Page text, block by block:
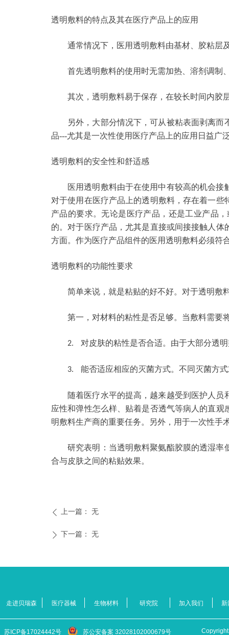
透明敷料的特点及其在医疗产品上的应用
通常情况下，医用透明敷料由基材、胶粘层
首先透明敷料的使用时无需加热、溶剂调制
其次，透明敷料易于保存，在较长时间内胶
另外，大部分情况下，可从被粘表面剥离
品---尤其是一次性使用医疗产品上的应用日益广
透明敷料的安全性和舒适感
医用透明敷料由于在使用中有较高的机会
对于使用在医疗产品上的透明敷料，存在着一
产品的要求。无论是医疗产品，还是工业产品
的。对于医疗产品，尤其是直接或间接接触人
方面。作为医疗产品组件的医用透明敷料必须符
透明敷料的功能性要求
简单来说，就是粘贴的好不好。对于透明敷
第一， 对材料的粘性是否足够。当敷料需要
2. 对皮肤的粘性是否合适。由于大部分透
3. 能否适应相应的灭菌方式。不同灭菌方
随着医疗水平的提高，越来越受到医护人
应性和弹性怎么样、贴着是否透气等病人的直
明敷料生产商的重要任务。另外，用于一次性手
研究表明：当透明敷料聚氨酯胶膜的透湿
合与皮肤之间的粘贴效果。
ꄴ 上一篇： 无
ꄲ 下一篇： 无
苏公安备案 32028102000679号
苏ICP备17024442号
走进贝瑞森 医疗器械 生物材料 研究院 加入我们 新